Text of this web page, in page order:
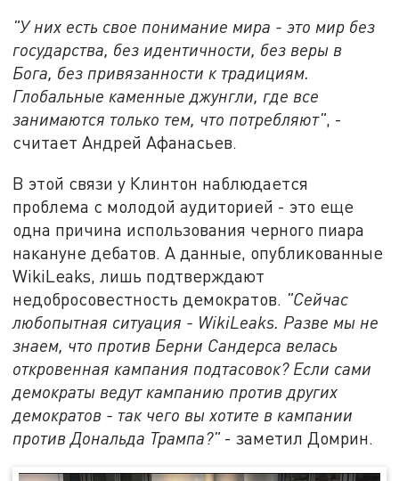
"У них есть свое понимание мира - это мир без
государства, без идентичности, без веры в
Бога, без привязанности к традициям.
Глобальные каменные джунгли, где все
занимаются только тем, что потребляют", -
считает Андрей Афанасьев.
В этой связи у Клинтон наблюдается
проблема с молодой аудиторией - это еще
одна причина использования черного пиара
накануне дебатов. А данные, опубликованные
WikiLeaks, лишь подтверждают
недобросовестность демократов. "Сейчас
любопытная ситуация - WikiLeaks. Разве мы не
знаем, что против Берни Сандерса велась
откровенная кампания подтасовок? Если сами
демократы ведут кампанию против других
демократов - так чего вы хотите в кампании
против Дональда Трампа?" - заметил Домрин.